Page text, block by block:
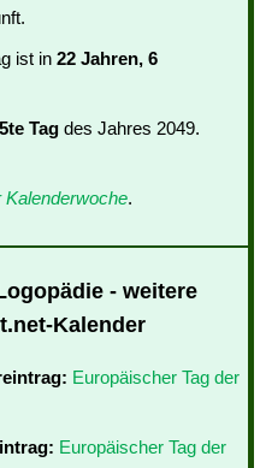
ist in 22 Jahren, 6
Tag des Jahres 2049.
.
- weitere
Kalender
Europäischer Tag der
Europäischer Tag der